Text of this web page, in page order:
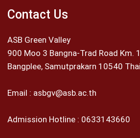
Contact Us
ASB Green Valley
900 Moo 3 Bangna-Trad Road Km.
Bangplee, Samutprakarn 10540
Email : asbgv@asb.ac.th
Admission Hotline : 0633143660